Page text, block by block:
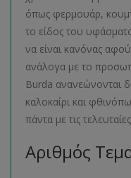
όπως φερμουάρ,
το είδος του
να είναι κανόνας αφού
ανάλογα με το
Burda ανανεώνονται
καλοκαίρι και
πάντα με τις
Αριθμός